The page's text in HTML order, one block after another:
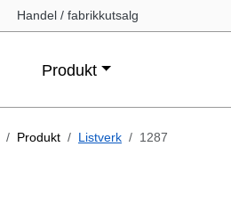
Handel / fabrikkutsalg
Produkt
Produkt Listverk 1287